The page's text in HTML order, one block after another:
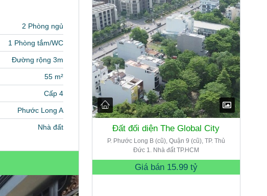
2 Phòng ngủ
1 Phòng tắm/WC
Đường rộng 3m
55 m²
Cấp 4
Phước Long A
Nhà đất Đất đối diện The Global City
P. Phước Long B (cũ), Quận 9 (cũ), TP. Thủ
Đức 1. Nhà đất TP.HCM
Giá bán 15.99 tỷ